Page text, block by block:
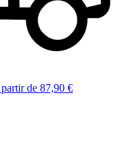
partir de 87,90 €